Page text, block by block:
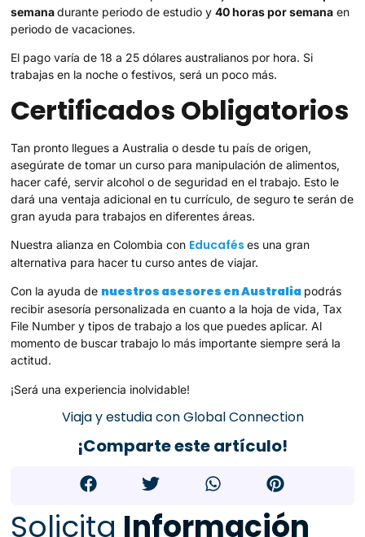
semanadurante periodo de estudio y40 horas por semana en
periodo de vacaciones.
El pago varía de 18 a 25 dólares australianos por hora. Si
trabajas en la noche o festivos, será un poco más.
Certificados Obligatorios
Tan pronto llegues a Australia o desde tu país de origen,
asegúrate de tomar un curso para manipulación de alimentos,
hacer café, servir alcohol o de seguridad en el trabajo. Esto le
dará una ventaja adicional en tu currículo, de seguro te serán de
gran ayuda para trabajos en diferentes áreas.
Nuestra alianza en Colombia con Educafés es una gran
alternativa para hacer tu curso antes de viajar.
Con la ayuda de nuestros asesores en Australia podrás
recibir asesoría personalizada en cuanto a la hoja de vida, Tax
File Number y tipos de trabajo a los que puedes aplicar. Al
momento de buscar trabajo lo más importante siempre será la
actitud.
¡Será una experiencia inolvidable!
Viaja y estudia con Global Connection
¡Comparte este artículo!
Solicita Información